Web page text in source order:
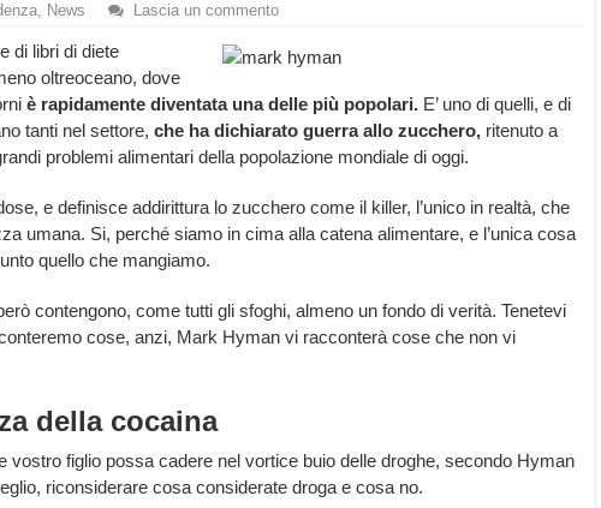
, News Lascia un commento
di libri di diete
oltreoceano, dove
è rapidamente diventata una delle più popolari. E’ uno di quelli, e di
tanti nel settore, che ha dichiarato guerra allo zucchero, ritenuto a
problemi alimentari della popolazione mondiale di oggi.
e definisce addirittura lo zucchero come il killer, l’unico in realtà, che
umana. Si, perché siamo in cima alla catena alimentare, e l’unica cosa
quello che mangiamo.
contengono, come tutti gli sfoghi, almeno un fondo di verità. Tenetevi
cose, anzi, Mark Hyman vi racconterà cose che non vi
della cocaina
vostro figlio possa cadere nel vortice buio delle droghe, secondo Hyman
riconsiderare cosa considerate droga e cosa no.